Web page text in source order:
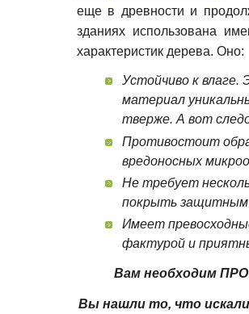
еще в древности и
зданиях использована
характеристик дерева. Оно:
Устойчиво к влаге.
материал
тверже. А вот
Противостоит
вредоносных
Не требует
покрыть защитным
Имеет
фактурой и
Вам необходим
Вы нашли то, что